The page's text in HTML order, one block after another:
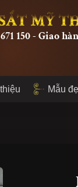
MỸ
150 - Giao
Mẫu